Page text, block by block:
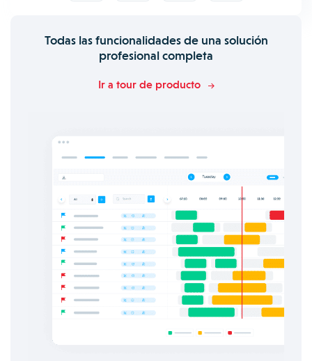
Todas las funcionalidades de una solución
profesional completa
Ir a tour de producto